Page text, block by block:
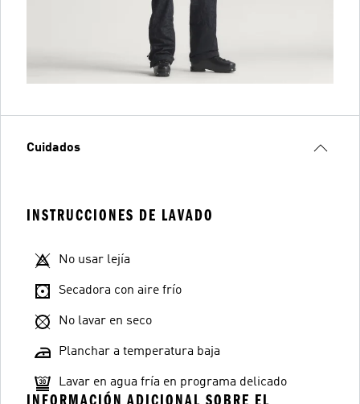
Cuidados
INSTRUCCIONES DE LAVADO
No usar lejía
Secadora con aire frío
No lavar en seco
Planchar a temperatura baja
Lavar en agua fría en programa delicado